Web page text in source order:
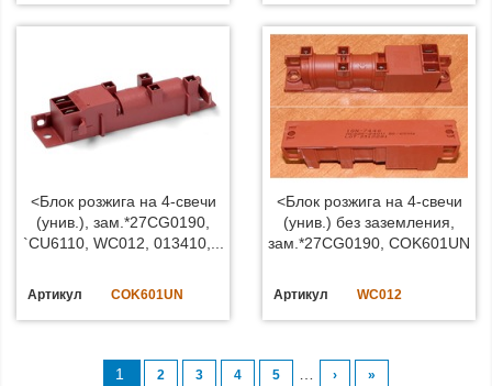
<Блок розжига на 4-свечи
(унив.), зам.*27CG0190,
`CU6110, WC012, 013410,...
Артикул COK601UN
<Блок розжига на 4-свечи
(унив.) без заземления,
зам.*27CG0190, COK601UN
Артикул WC012
1 2 3 4 5 › »